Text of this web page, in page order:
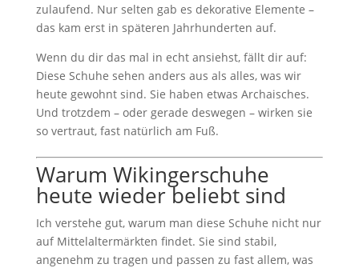
zulaufend. Nur selten gab es dekorative Elemente –
das kam erst in späteren Jahrhunderten auf.
Wenn du dir das mal in echt ansiehst, fällt dir auf:
Diese Schuhe sehen anders aus als alles, was wir
heute gewohnt sind. Sie haben etwas Archaisches.
Und trotzdem – oder gerade deswegen – wirken sie
so vertraut, fast natürlich am Fuß.
Warum Wikingerschuhe
heute wieder beliebt sind
Ich verstehe gut, warum man diese Schuhe nicht nur
auf Mittelaltermärkten findet. Sie sind stabil,
angenehm zu tragen und passen zu fast allem, was